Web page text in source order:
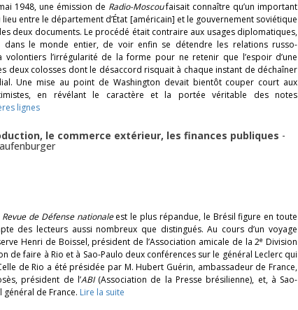
1948, une émission de Radio-Moscoufaisait connaître qu’un important
entre le département d’État [américain] et le gouvernement soviétique
deux documents. Le procédé était contraire aux usages diplomatiques,
le monde entier, de voir enfin se détendre les relations russo-
volontiers l’irrégularité de la forme pour ne retenir que l’espoir d’une
deux colosses dont le désaccord risquait à chaque instant de déchaîner
Une mise au point de Washington devait bientôt couper court aux
en révélant le caractère et la portée véritable des notes
lignes
le commerce extérieur, les finances publiques -
Revue de Défense nationaleest le plus répandue, le Brésil figure en toute
des lecteurs aussi nombreux que distingués. Au cours d’un voyage
Henri de Boissel, président de l’Association amicale de la 2e Division
de faire à Rio et à Sao-Paulo deux conférences sur le général Leclerc qui
de Rio a été présidée par M. Hubert Guérin, ambassadeur de France,
président de l’ABI (Association de la Presse brésilienne), et, à Sao-
général de France. Lire la suite